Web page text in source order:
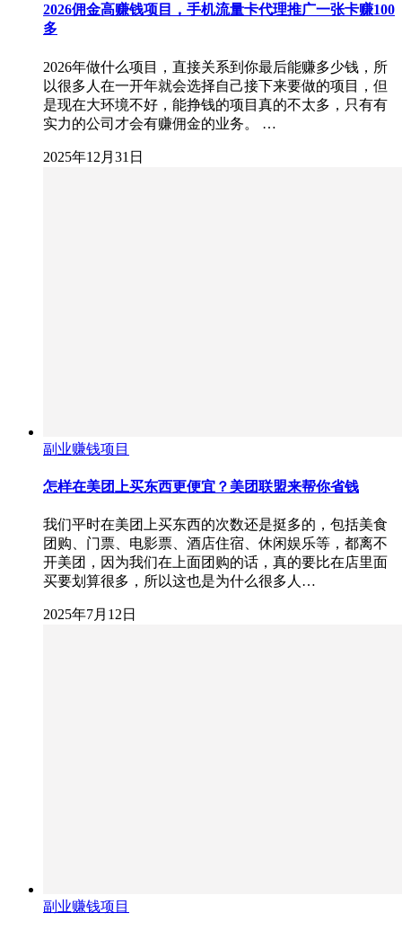
2026佣金高赚钱项目，手机流量卡代理推广一张卡赚100
多
2026年做什么项目，直接关系到你最后能赚多少钱，所
以很多人在一开年就会选择自己接下来要做的项目，但
是现在大环境不好，能挣钱的项目真的不太多，只有有
实力的公司才会有赚佣金的业务。 …
2025年12月31日
副业赚钱项目
怎样在美团上买东西更便宜？美团联盟来帮你省钱
我们平时在美团上买东西的次数还是挺多的，包括美食
团购、门票、电影票、酒店住宿、休闲娱乐等，都离不
开美团，因为我们在上面团购的话，真的要比在店里面
买要划算很多，所以这也是为什么很多人…
2025年7月12日
副业赚钱项目